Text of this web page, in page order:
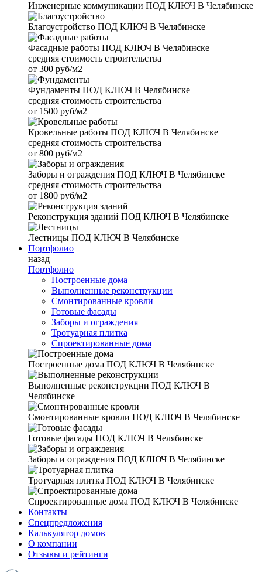
Инженерные коммуникации ПОД КЛЮЧ В Челябинске
Благоустройство ПОД КЛЮЧ В Челябинске
Фасадные работы ПОД КЛЮЧ В Челябинске
средняя стоимость строительства
от 300 руб/м2
Фундаменты ПОД КЛЮЧ В Челябинске
средняя стоимость строительства
от 1500 руб/м2
Кровельные работы ПОД КЛЮЧ В Челябинске
средняя стоимость строительства
от 800 руб/м2
Заборы и ограждения ПОД КЛЮЧ В Челябинске
средняя стоимость строительства
от 1800 руб/м2
Реконструкция зданий ПОД КЛЮЧ В Челябинске
Лестницы ПОД КЛЮЧ В Челябинске
Портфолио
назад
Портфолио
Построенные дома
Выполненные реконструкции
Смонтированные кровли
Готовые фасады
Заборы и ограждения
Тротуарная плитка
Спроектированные дома
Построенные дома ПОД КЛЮЧ В Челябинске
Выполненные реконструкции ПОД КЛЮЧ В
Челябинске
Смонтированные кровли ПОД КЛЮЧ В Челябинске
Готовые фасады ПОД КЛЮЧ В Челябинске
Заборы и ограждения ПОД КЛЮЧ В Челябинске
Тротуарная плитка ПОД КЛЮЧ В Челябинске
Спроектированные дома ПОД КЛЮЧ В Челябинске
Контакты
Спецпредложения
Калькулятор домов
О компании
Отзывы и рейтинги